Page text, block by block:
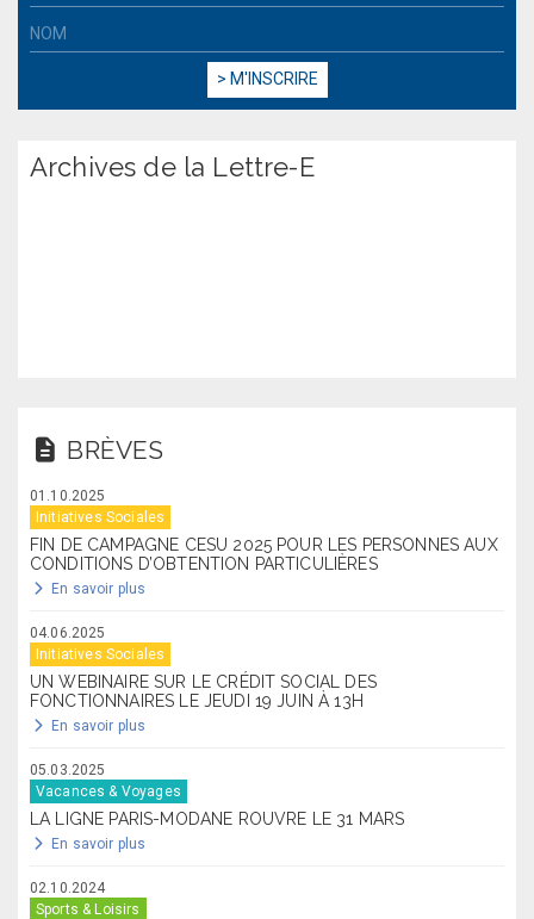
Archives de la Lettre-E
BRÈVES
01.10.2025
Initiatives Sociales
FIN DE CAMPAGNE CESU 2025 POUR LES PERSONNES AUX
CONDITIONS D’OBTENTION PARTICULIÈRES
En savoir plus
04.06.2025
Initiatives Sociales
UN WEBINAIRE SUR LE CRÉDIT SOCIAL DES
FONCTIONNAIRES LE JEUDI 19 JUIN À 13H
En savoir plus
05.03.2025
Vacances & Voyages
LA LIGNE PARIS-MODANE ROUVRE LE 31 MARS
En savoir plus
02.10.2024
Sports & Loisirs